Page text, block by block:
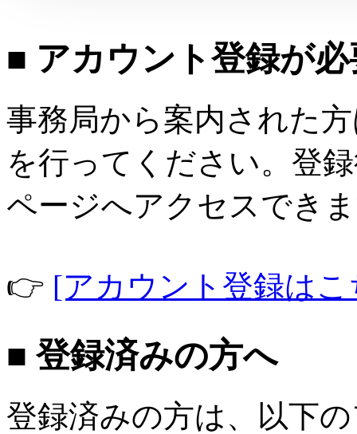
■ アカウント登録が
事務局から案内された
を行ってください。登
ページへアクセスでき
👉 [アカウント登録は
■ 登録済みの方へ
登録済みの方は、以下